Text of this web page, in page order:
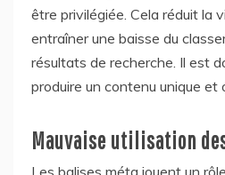
être privilégiée. Cela réduit la
entraîner une baisse du
résultats de recherche. Il est
produire un contenu unique et
Mauvaise utilisation
Les balises méta jouent un